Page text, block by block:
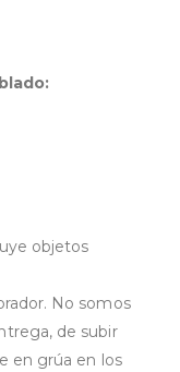
objetos
No somos
de subir
en grúa en los